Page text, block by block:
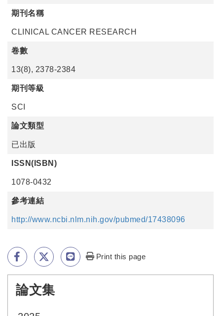
期刊名稱
CLINICAL CANCER RESEARCH
卷數
13(8), 2378-2384
期刊等級
SCI
論文類型
已出版
ISSN(ISBN)
1078-0432
參考連結
http://www.ncbi.nlm.nih.gov/pubmed/17438096
Print this page
論文集